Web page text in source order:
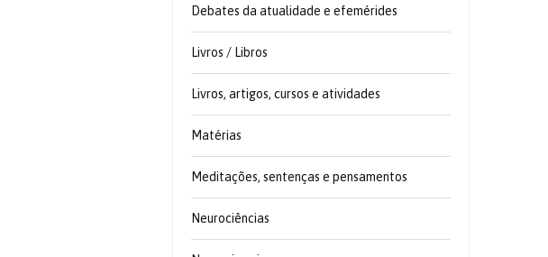
Debates da atualidade e efemérides
Livros / Libros
Livros, artigos, cursos e atividades
Matérias
Meditações, sentenças e pensamentos
Neurociências